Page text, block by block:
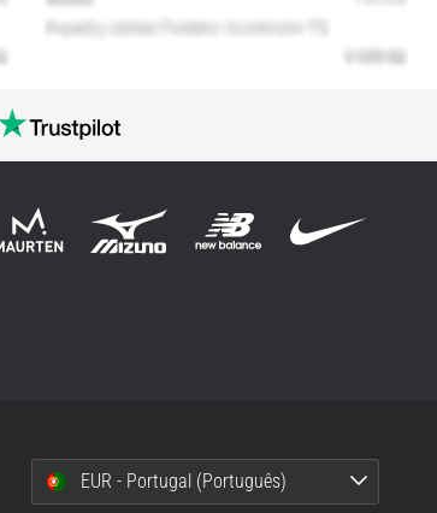
EUR - Portugal (Português)